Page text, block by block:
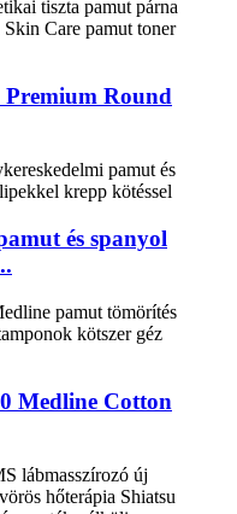
Round
és spanyol
Medline Cotton